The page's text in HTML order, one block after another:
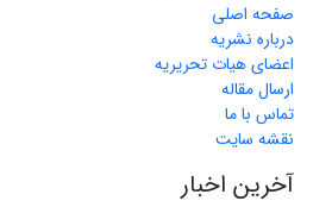
صفحه اصلی
درباره نشریه
اعضای هیات تحریریه
ارسال مقاله
تماس با ما
نقشه سایت
آخرین اخبار